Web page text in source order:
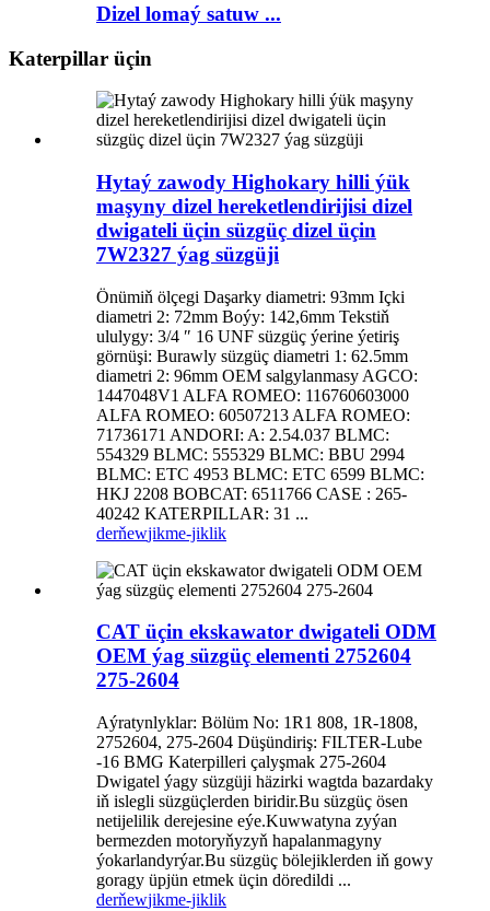
Dizel lomaý satuw ...
Katerpillar üçin
Hytaý zawody Highokary hilli ýük
maşyny dizel hereketlendirijisi dizel
dwigateli üçin süzgüç dizel üçin
7W2327 ýag süzgüji
Önümiň ölçegi Daşarky diametri: 93mm Içki
diametri 2: 72mm Boýy: 142,6mm Tekstiň
ululygy: 3/4 ″ 16 UNF süzgüç ýerine ýetiriş
görnüşi: Burawly süzgüç diametri 1: 62.5mm
diametri 2: 96mm OEM salgylanmasy AGCO:
1447048V1 ALFA ROMEO: 116760603000
ALFA ROMEO: 60507213 ALFA ROMEO:
71736171 ANDORI: A: 2.54.037 BLMC:
554329 BLMC: 555329 BLMC: BBU 2994
BLMC: ETC 4953 BLMC: ETC 6599 BLMC:
HKJ 2208 BOBCAT: 6511766 CASE : 265-
40242 KATERPILLAR: 31 ...
derňewjikme-jiklik
CAT üçin ekskawator dwigateli ODM
OEM ýag süzgüç elementi 2752604
275-2604
Aýratynlyklar: Bölüm No: 1R1 808, 1R-1808,
2752604, 275-2604 Düşündiriş: FILTER-Lube
-16 BMG Katerpilleri çalyşmak 275-2604
Dwigatel ýagy süzgüji häzirki wagtda bazardaky
iň islegli süzgüçlerden biridir.Bu süzgüç ösen
netijelilik derejesine eýe.Kuwwatyna zyýan
bermezden motoryňyzyň hapalanmagyny
ýokarlandyrýar.Bu süzgüç bölejiklerden iň gowy
goragy üpjün etmek üçin döredildi ...
derňewjikme-jiklik